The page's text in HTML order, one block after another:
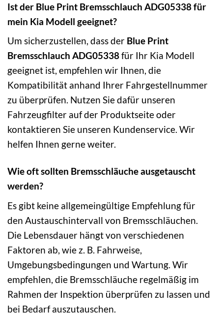
Ist der Blue Print Bremsschlauch ADG05338 für
mein Kia Modell geeignet?
Um sicherzustellen, dass der Blue Print
Bremsschlauch ADG05338für Ihr Kia Modell
geeignet ist, empfehlen wir Ihnen, die
Kompatibilität anhand Ihrer Fahrgestellnummer
zu überprüfen. Nutzen Sie dafür unseren
Fahrzeugfilter auf der Produktseite oder
kontaktieren Sie unseren Kundenservice. Wir
helfen Ihnen gerne weiter.
Wie oft sollten Bremsschläuche ausgetauscht
werden?
Es gibt keine allgemeingültige Empfehlung für
den Austauschintervall von Bremsschläuchen.
Die Lebensdauer hängt von verschiedenen
Faktoren ab, wie z. B. Fahrweise,
Umgebungsbedingungen und Wartung. Wir
empfehlen, die Bremsschläuche regelmäßig im
Rahmen der Inspektion überprüfen zu lassen und
bei Bedarf auszutauschen.